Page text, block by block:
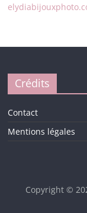
Crédits
Contact
Mentions légales
Copyright ©